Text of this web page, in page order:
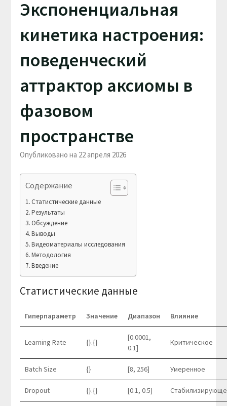
Экспоненциальная
кинетика настроения:
поведенческий
аттрактор аксиомы в
фазовом
пространстве
Опубликовано на 22 апреля 2026
Содержание
Статистические данные
Результаты
Обсуждение
Выводы
Видеоматериалы исследования
Методология
Введение
Статистические данные
Гиперпараметр Значение Диапазон Влияние
Learning Rate {}.{}
[0.0001,
0.1]
Критическое
Batch Size {} [8, 256] Умеренное
Dropout {}.{} [0.1, 0.5]